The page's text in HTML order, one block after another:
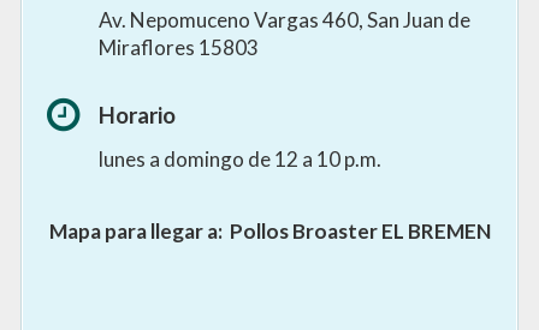
Av. Nepomuceno Vargas 460, San Juan de
Miraflores 15803
Horario
lunes a domingo de 12 a 10 p.m.
Mapa para llegar a: Pollos Broaster EL BREMEN